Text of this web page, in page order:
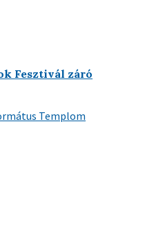
Fesztivál záró
Templom